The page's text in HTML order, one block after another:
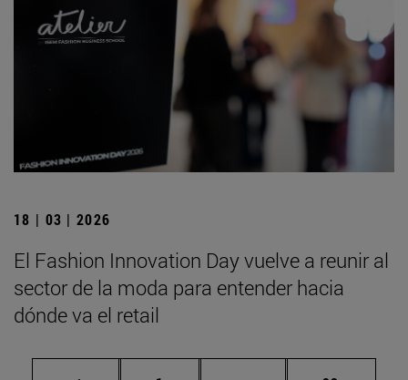
18 | 03 | 2026
El Fashion Innovation Day vuelve a reunir al
sector de la moda para entender hacia
dónde va el retail